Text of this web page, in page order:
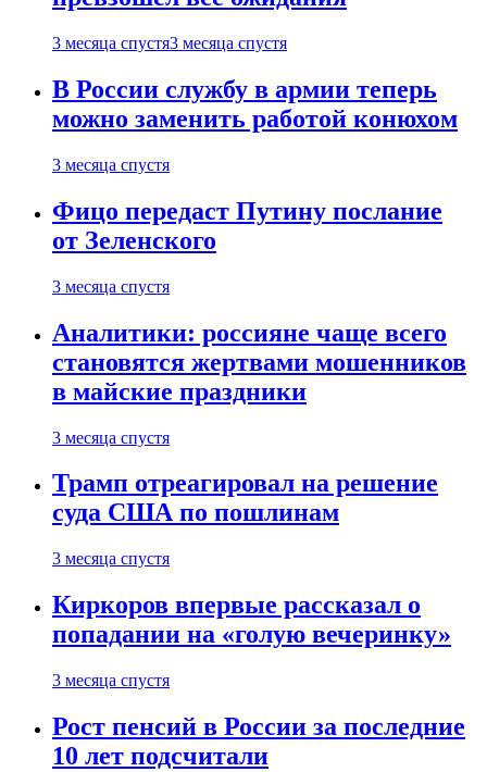
3 месяца спустя3 месяца спустя
В России службу в армии теперь
можно заменить работой конюхом
3 месяца спустя
Фицо передаст Путину послание
от Зеленского
3 месяца спустя
Аналитики: россияне чаще всего
становятся жертвами мошенников
в майские праздники
3 месяца спустя
Трамп отреагировал на решение
суда США по пошлинам
3 месяца спустя
Киркоров впервые рассказал о
попадании на «голую вечеринку»
3 месяца спустя
Рост пенсий в России за последние
10 лет подсчитали